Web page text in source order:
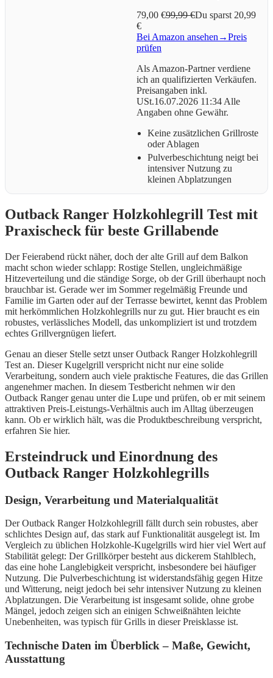
79,00 €99,99 €Du sparst 20,99
€
Bei Amazon ansehen →Preis
prüfen
Als Amazon-Partner verdiene
ich an qualifizierten Verkäufen.
Preisangaben inkl.
USt.16.07.2026 11:34 Alle
Angaben ohne Gewähr.
Keine zusätzlichen Grillroste
oder Ablagen
Pulverbeschichtung neigt bei
intensiver Nutzung zu
kleinen Abplatzungen
Outback Ranger Holzkohlegrill Test mit
Praxischeck für beste Grillabende
Der Feierabend rückt näher, doch der alte Grill auf dem Balkon
macht schon wieder schlapp: Rostige Stellen, ungleichmäßige
Hitzeverteilung und die ständige Sorge, ob der Grill überhaupt noch
brauchbar ist. Gerade wer im Sommer regelmäßig Freunde und
Familie im Garten oder auf der Terrasse bewirtet, kennt das Problem
mit herkömmlichen Holzkohlegrills nur zu gut. Hier braucht es ein
robustes, verlässliches Modell, das unkompliziert ist und trotzdem
echtes Grillvergnügen liefert.
Genau an dieser Stelle setzt unser Outback Ranger Holzkohlegrill
Test an. Dieser Kugelgrill verspricht nicht nur eine solide
Verarbeitung, sondern auch viele praktische Features, die das Grillen
angenehmer machen. In diesem Testbericht nehmen wir den
Outback Ranger genau unter die Lupe und prüfen, ob er mit seinem
attraktiven Preis-Leistungs-Verhältnis auch im Alltag überzeugen
kann. Ob er wirklich hält, was die Produktbeschreibung verspricht,
erfahren Sie hier.
Ersteindruck und Einordnung des
Outback Ranger Holzkohlegrills
Design, Verarbeitung und Materialqualität
Der Outback Ranger Holzkohlegrill fällt durch sein robustes, aber
schlichtes Design auf, das stark auf Funktionalität ausgelegt ist. Im
Vergleich zu üblichen Holzkohle-Kugelgrills wird hier viel Wert auf
Stabilität gelegt: Der Grillkörper besteht aus dickerem Stahlblech,
das eine hohe Langlebigkeit verspricht, insbesondere bei häufiger
Nutzung. Die Pulverbeschichtung ist widerstandsfähig gegen Hitze
und Witterung, neigt jedoch bei sehr intensiver Nutzung zu kleinen
Abplatzungen. Die Verarbeitung ist insgesamt solide, ohne grobe
Mängel, jedoch zeigen sich an einigen Schweißnähten leichte
Unebenheiten, was typisch für Grills in dieser Preisklasse ist.
Technische Daten im Überblick – Maße, Gewicht,
Ausstattung